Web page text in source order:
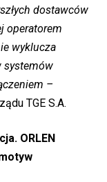
dostawców
operatorem
wyklucza
systemów
–
TGE S.A.
ORLEN